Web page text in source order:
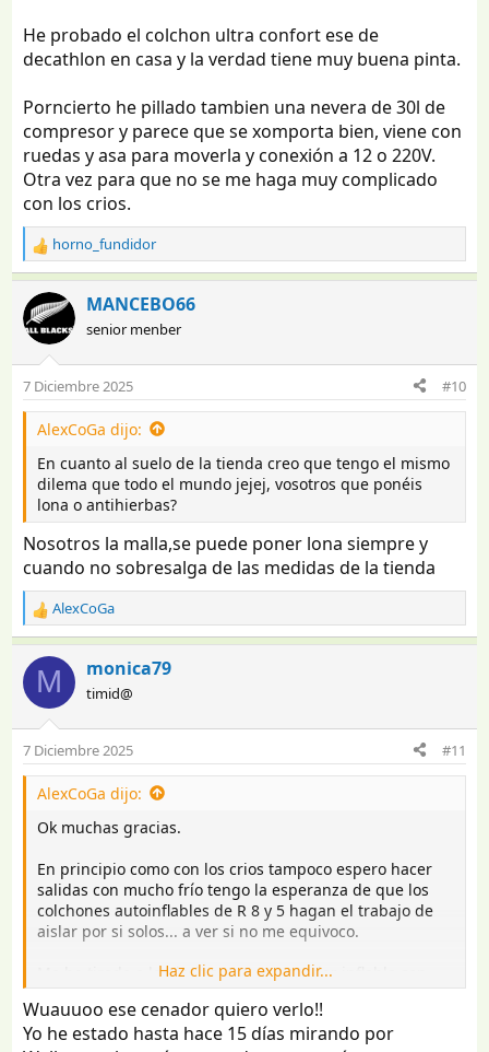
He probado el colchon ultra confort ese de
decathlon en casa y la verdad tiene muy buena pinta.
Porncierto he pillado tambien una nevera de 30l de
compresor y parece que se xomporta bien, viene con
ruedas y asa para moverla y conexión a 12 o 220V.
Otra vez para que no se me haga muy complicado
con los crios.
R
e
a
c
c
o
n
e
s
horno_fundidor
MANCEBO66
senior menber
7 Diciembre 2025 #10
AlexCoGa dijo:
En cuanto al suelo de la tienda creo que tengo el mismo
dilema que todo el mundo jejej, vosotros que ponéis
lona o antihierbas?
Nosotros la malla,se puede poner lona siempre y
cuando no sobresalga de las medidas de la tienda
R
e
a
o
n
e
s
AlexCoGa
M monica79
timid@
7 Diciembre 2025 #11
AlexCoGa dijo:
Ok muchas gracias.
En principio como con los crios tampoco espero hacer
salidas con mucho frío tengo la esperanza de que los
colchones autoinflables de R 8 y 5 hagan el trabajo de
aislar por si solos... a ver si no me equivoco.
Me he tirado a la piscina con un cenador inflable con
paredes por wallapop, que lleno solo un adulto montar
facil es indispensable que se monte facil, si no me
convence me iré a los de acordeón.
Haz clic para expandir...
Wuauuoo ese cenador quiero verlo!!
Yo he estado hasta hace 15 días mirando por